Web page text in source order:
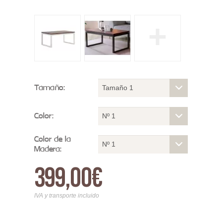
Tamaño: Tamaño 1
Color: Nº 1
Color de la
Madera: Nº 1
399,00€
IVA y transporte incluido